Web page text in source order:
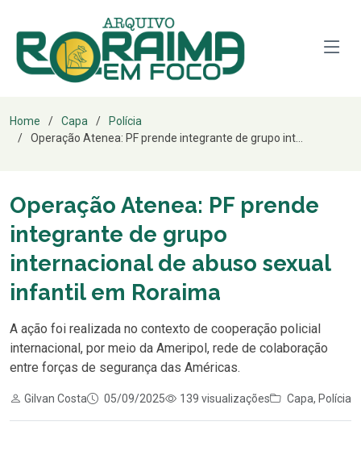
Home Capa
Polícia
Operação Atenea: PF prende integrante de grupo int...
Operação Atenea: PF prende
integrante de grupo
internacional de abuso sexual
infantil em Roraima
A ação foi realizada no contexto de cooperação policial
internacional, por meio da Ameripol, rede de colaboração
entre forças de segurança das Américas.
Gilvan Costa 05/09/2025 139 visualizações Capa, Polícia